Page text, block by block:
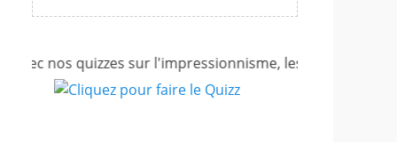
nos quizzes sur l'impressionnisme, les femmes artistes